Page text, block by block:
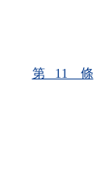
第 11 條